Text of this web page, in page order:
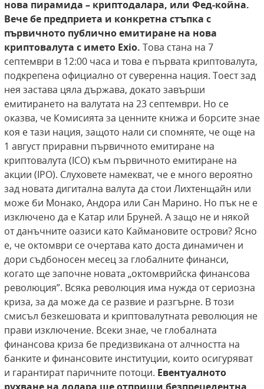
нова пирамида – криптодалара, или Фед-койна.
Вече бе предприета и конкретна стъпка с
първичното публично емитиране на нова
криптовалута с името Еxio. Това стана на 7
септември в 12:00 часа и това е първата криптовалута,
подкрепена официално от суверенна нация. Тоест зад
нея застава цяла държава, докато завърши
емитирането на валутата на 23 септември. Но се
оказва, че Комисията за ценните книжа и борсите знае
коя е тази нация, защото нали си спомняте, че още на
1 август приравни първичното емитиране на
криптовалута (ICO) към първичното емитиране на
акции (IPO). Слуховете намекват, че е много вероятно
зад новата дигитална валута да стои Лихтенщайн или
може би Монако, Андора или Сан Марино. Но пък не е
изключено да е Катар или Бруней. А защо не и някой
от данъчните оазиси като Каймановите острови? Ясно
е, че октомври се очертава като доста динамичен и
дори съдбоносен месец за глобалните финанси,
когато ще започне новата „октомврийска финансова
революция”. Всяка революция има нужда от сериозна
криза, за да може да се развие и разгърне. В този
смисъл безкешовата и криптовалутната революция не
прави изключение. Всеки знае, че глобалната
финансова криза бе предизвикана от алчността на
банките и финансовите институции, които осигуряват
и гарантират паричните потоци. Евентуалното